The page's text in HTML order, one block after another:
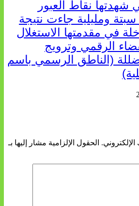
شهدتها نقاط العبور
سبتة ومليلية جاءت نتيجة
في مقدمتها الاستغلال
الرقمي وترويج
(الناطق الرسمي باسم
الحقول الإلزامية مشار إليها بـ